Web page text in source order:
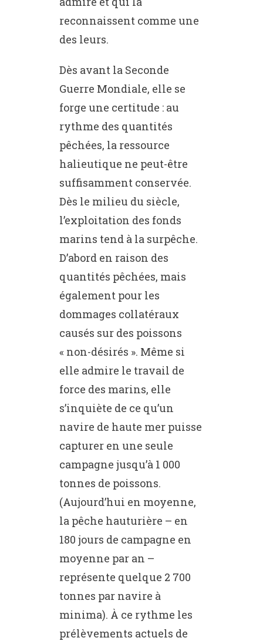
reconnaissent comme une
des leurs.
Dès avant la Seconde
Guerre Mondiale, elle se
forge une certitude : au
rythme des quantités
pêchées, la ressource
halieutique ne peut-être
suffisamment conservée.
Dès le milieu du siècle,
l’exploitation des fonds
marins tend à la surpêche.
D’abord en raison des
quantités pêchées, mais
également pour les
dommages collatéraux
causés sur des poissons
« non-désirés ». Même si
elle admire le travail de
force des marins, elle
s’inquiète de ce qu’un
navire de haute mer puisse
capturer en une seule
campagne jusqu’à 1 000
tonnes de poissons.
(Aujourd’hui en moyenne,
la pêche hauturière – en
180 jours de campagne en
moyenne par an –
représente quelque 2 700
tonnes par navire à
minima). À ce rythme les
prélèvements actuels de